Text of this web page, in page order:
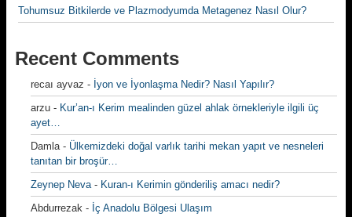
Tohumsuz Bitkilerde ve Plazmodyumda Metagenez Nasıl Olur?
Recent Comments
recaı ayvaz - İyon ve İyonlaşma Nedir? Nasıl Yapılır?
arzu - Kur’an-ı Kerim mealinden güzel ahlak örnekleriyle ilgili üç
ayet…
Damla- Ülkemizdeki doğal varlık tarihi mekan yapıt ve nesneleri
tanıtan bir broşür…
Zeynep Neva- Kuran-ı Kerimin gönderiliş amacı nedir?
Abdurrezak - İç Anadolu Bölgesi Ulaşım